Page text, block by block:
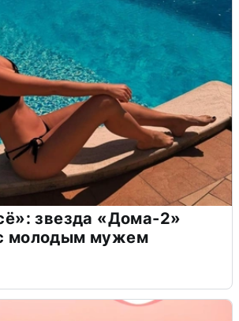
звезда «Дома-2»
молодым мужем